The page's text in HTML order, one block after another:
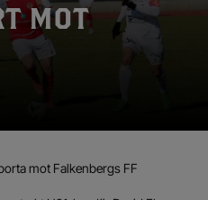
t
r
MOT
mot Falkenbergs FF